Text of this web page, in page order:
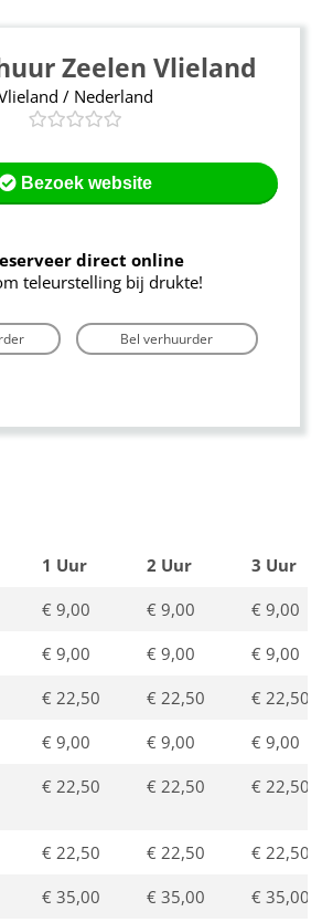
Zeelen Vlieland
/ Nederland
Bezoek website
direct online
teleurstelling bij drukte!
Bel verhuurder
1 Uur 2 Uur
3 Uur
€ 9,00 € 9,00
€ 9,00
€ 9,00 € 9,00
€ 9,00
€ 22,50 € 22,50
€ 22,50
€ 9,00 € 9,00
€ 9,00
€ 22,50 € 22,50 € 22,50
€ 22,50 € 22,50
€ 22,50
€ 35,00 € 35,00
€ 35,00